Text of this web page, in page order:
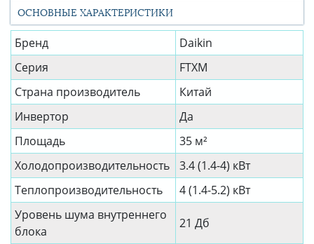
ОСНОВНЫЕ ХАРАКТЕРИСТИКИ
Бренд
Daikin
Серия
FTXM
Страна производитель
Китай
Инвертор
Да
Площадь
35 м²
Холодопроизводительность
3.4 (1.4-4) кВт
Теплопроизводительность
4 (1.4-5.2) кВт
Уровень шума внутреннего
блока
21 Дб